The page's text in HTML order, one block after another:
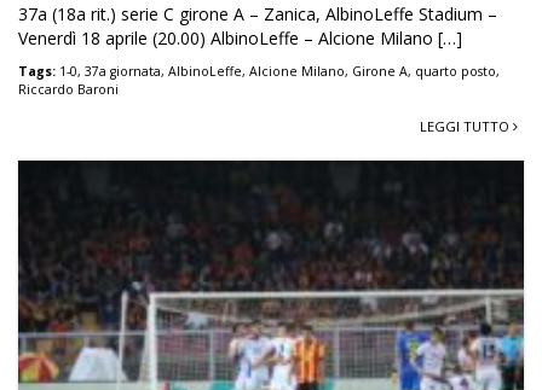
37a (18a rit.) serie C girone A – Zanica, AlbinoLeffe Stadium –
Venerdì 18 aprile (20.00) AlbinoLeffe – Alcione Milano […]
Tags: 1-0, 37a giornata, AlbinoLeffe, Alcione Milano, Girone A, quarto posto,
Riccardo Baroni
LEGGI TUTTO